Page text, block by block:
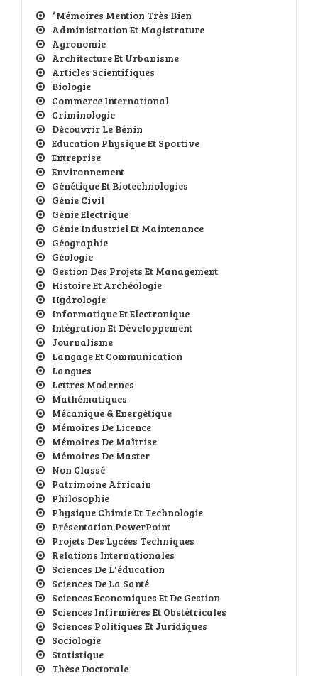
*Mémoires Mention Très Bien
Administration Et Magistrature
Agronomie
Architecture Et Urbanisme
Articles Scientifiques
Biologie
Commerce International
Criminologie
Découvrir Le Bénin
Education Physique Et Sportive
Entreprise
Environnement
Génétique Et Biotechnologies
Génie Civil
Génie Electrique
Génie Industriel Et Maintenance
Géographie
Géologie
Gestion Des Projets Et Management
Histoire Et Archéologie
Hydrologie
Informatique Et Electronique
Intégration Et Développement
Journalisme
Langage Et Communication
Langues
Lettres Modernes
Mathématiques
Mécanique & Energétique
Mémoires De Licence
Mémoires De Maîtrise
Mémoires De Master
Non Classé
Patrimoine Africain
Philosophie
Physique Chimie Et Technologie
Présentation PowerPoint
Projets Des Lycées Techniques
Relations Internationales
Sciences De L'éducation
Sciences De La Santé
Sciences Economiques Et De Gestion
Sciences Infirmières Et Obstétricales
Sciences Politiques Et Juridiques
Sociologie
Statistique
Thèse Doctorale